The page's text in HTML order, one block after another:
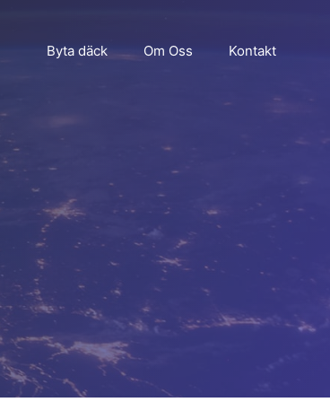
Byta däck Om Oss Kontakt